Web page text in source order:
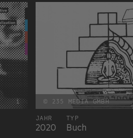
i © 235 MEDIA GMBH
JAHR
2020
TYP
Buch